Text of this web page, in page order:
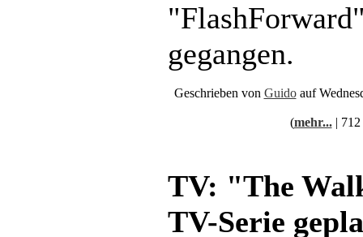
gegangen.
Geschrieben von Guidoauf
(mehr...| 712
TV: "The
TV-Serie